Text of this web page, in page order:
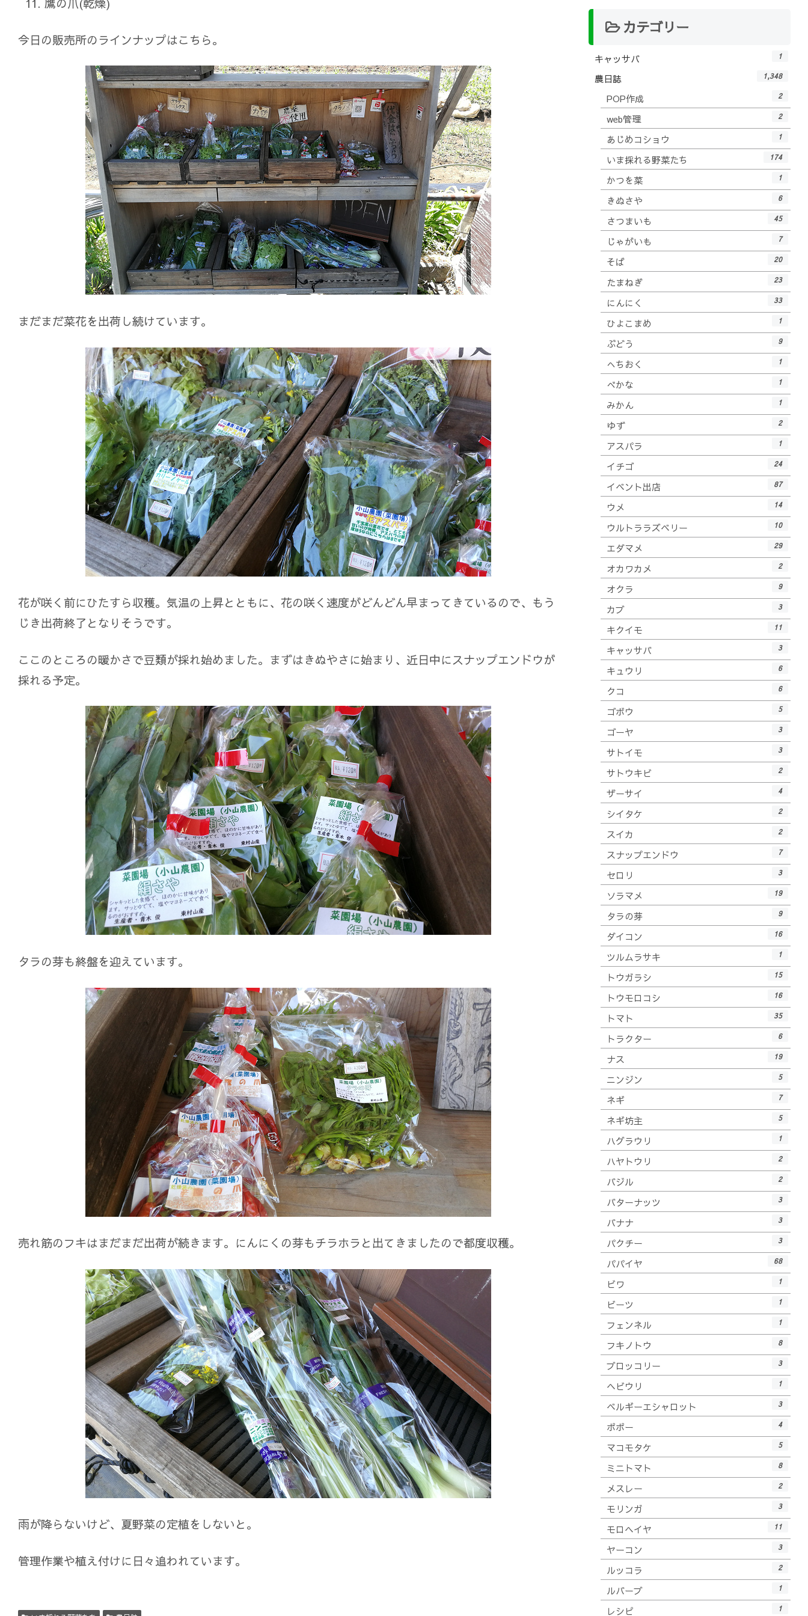
今日の販売所のラインナップはこちら。
まだまだ菜花を出荷し続けています。
花が咲く前にひたすら収穫。気温の上昇とともに、花の咲く速度がどんどん早まってきているので、もう
じき出荷終了となりそうです。
ここのところの暖かさで豆類が採れ始めました。まずはきぬやさに始まり、近日中にスナップエンドウが
採れる予定。
タラの芽も終盤を迎えています。
売れ筋のフキはまだまだ出荷が続きます。にんにくの芽もチラホラと出てきましたので都度収穫。
雨が降らないけど、夏野菜の定植をしないと。
管理作業や植え付けに日々追われています。
カテゴリー
キャッサバ 1
農日誌 1,348
POP作成 2
web管理 2
あじめコショウ 1
いま採れる野菜たち 174
かつを菜 1
きぬさや 6
さつまいも 45
じゃがいも 7
そば 20
たまねぎ 23
にんにく 33
ひよこまめ 1
ぶどう 9
へちおく 1
べかな 1
みかん 1
ゆず 2
アスパラ 1
イチゴ 24
イベント出店 87
ウメ 14
ウルトララズベリー 10
エダマメ 29
オカワカメ 2
オクラ 9
カブ 3
キクイモ 11
キャッサバ 3
キュウリ 6
クコ 6
ゴボウ 5
ゴーヤ 3
サトイモ 3
サトウキビ 2
ザーサイ 4
シイタケ 2
スイカ 2
スナップエンドウ 7
セロリ 3
ソラマメ 19
タラの芽 9
ダイコン 16
ツルムラサキ 1
トウガラシ 15
トウモロコシ 16
トマト 35
トラクター 6
ナス 19
ニンジン 5
ネギ 7
ネギ坊主 5
ハグラウリ 1
ハヤトウリ 2
バジル 2
バターナッツ 3
バナナ 3
パクチー 3
パパイヤ 68
ビワ 1
ビーツ 1
フェンネル 1
フキノトウ 8
ブロッコリー 3
ヘビウリ 1
ベルギーエシャロット 3
ポポー 4
マコモタケ 5
ミニトマト 8
メスレー 2
モリンガ 3
モロヘイヤ 11
ヤーコン 3
ルッコラ 2
ルバーブ 1
レシピ 1